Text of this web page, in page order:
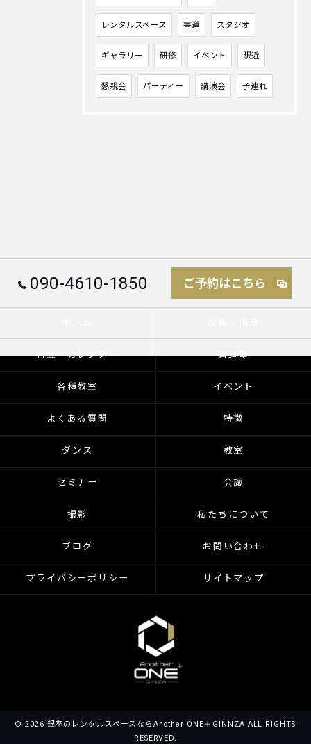
レンタルスペース 書道 スタジオ
ギャラリー 研修 イベント 駅近
懇親会 パーティー 講演会 子連れ
090-4610-1850 ご予約はこちら
料金・カレンダー 書道塾
各種教室 イベント
よくある質問 特徴
ダンス 教室
セミナー 会議
撮影 私たちについて
ブログ お問い合わせ
プライバシーポリシー サイトマップ
© 2026 銀座のレンタルスペースならAnother ONE＋GINNZA ALL RIGHTS
RESERVED.